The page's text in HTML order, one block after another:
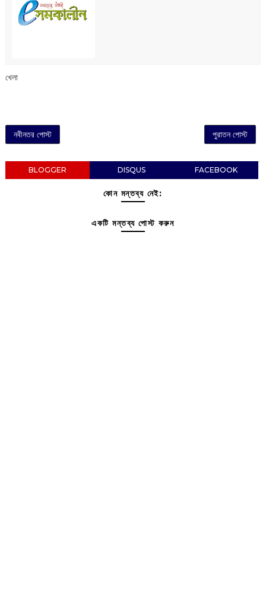
খেলা
নবীনতর পোস্ট পুরাতন পোস্ট
BLOGGER DISQUS FACEBOOK
কোন মন্তব্য নেই:
একটি মন্তব্য পোস্ট করুন